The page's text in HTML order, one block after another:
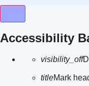
Close the
Accessibility
visibility_off
titleMark